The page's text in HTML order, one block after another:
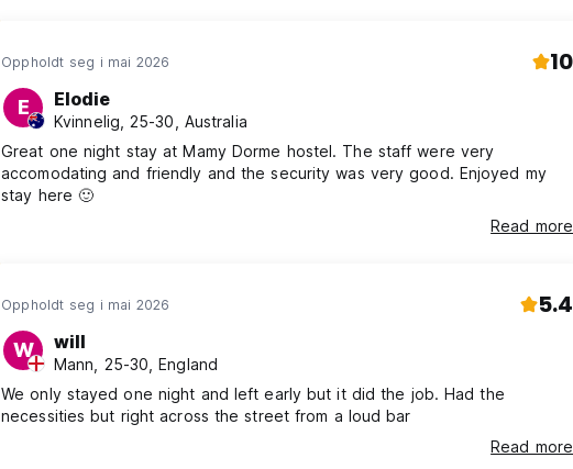
Oppholdt seg i mai 2026 10
E Elodie
Kvinnelig, 25-30, Australia
Great one night stay at Mamy Dorme hostel. The staff were very
accomodating and friendly and the security was very good. Enjoyed my
stay here 🙂
Read more
Oppholdt seg i mai 2026 5.4
W will
Mann, 25-30, England
We only stayed one night and left early but it did the job. Had the
necessities but right across the street from a loud bar
Read more